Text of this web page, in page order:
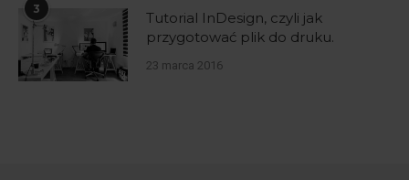
3
Tutorial InDesign, czyli jak
przygotować plik do druku.
23 marca 2016